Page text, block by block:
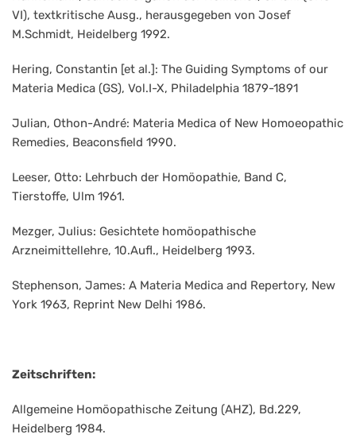
VI), textkritische Ausg., herausgegeben von Josef
M.Schmidt, Heidelberg 1992.
Hering, Constantin [et al.]: The Guiding Symptoms of our
Materia Medica (GS), Vol.I-X, Philadelphia 1879-1891
Julian, Othon-André: Materia Medica of New Homoeopathic
Remedies, Beaconsfield 1990.
Leeser, Otto: Lehrbuch der Homöopathie, Band C,
Tierstoffe, Ulm 1961.
Mezger, Julius: Gesichtete homöopathische
Arzneimittellehre, 10.Aufl., Heidelberg 1993.
Stephenson, James: A Materia Medica and Repertory, New
York 1963, Reprint New Delhi 1986.
Zeitschriften:
Allgemeine Homöopathische Zeitung (AHZ), Bd.229,
Heidelberg 1984.